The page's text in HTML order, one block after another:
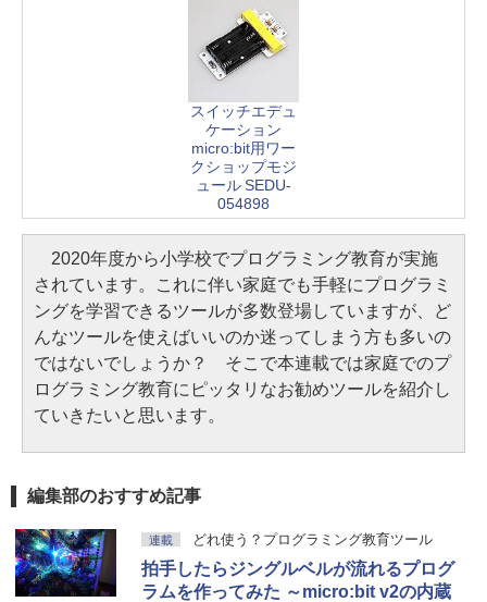
スイッチエデュ
ケーション
micro:bit用ワー
クショップモジ
ュール SEDU-
054898
2020年度から小学校でプログラミング教育が実施
されています。これに伴い家庭でも手軽にプログラミ
ングを学習できるツールが多数登場していますが、ど
んなツールを使えばいいのか迷ってしまう方も多いの
ではないでしょうか？ そこで本連載では家庭でのプ
ログラミング教育にピッタリなお勧めツールを紹介し
ていきたいと思います。
編集部のおすすめ記事
連載 どれ使う？プログラミング教育ツール
拍手したらジングルベルが流れるプログ
ラムを作ってみた ～micro:bit v2の内蔵